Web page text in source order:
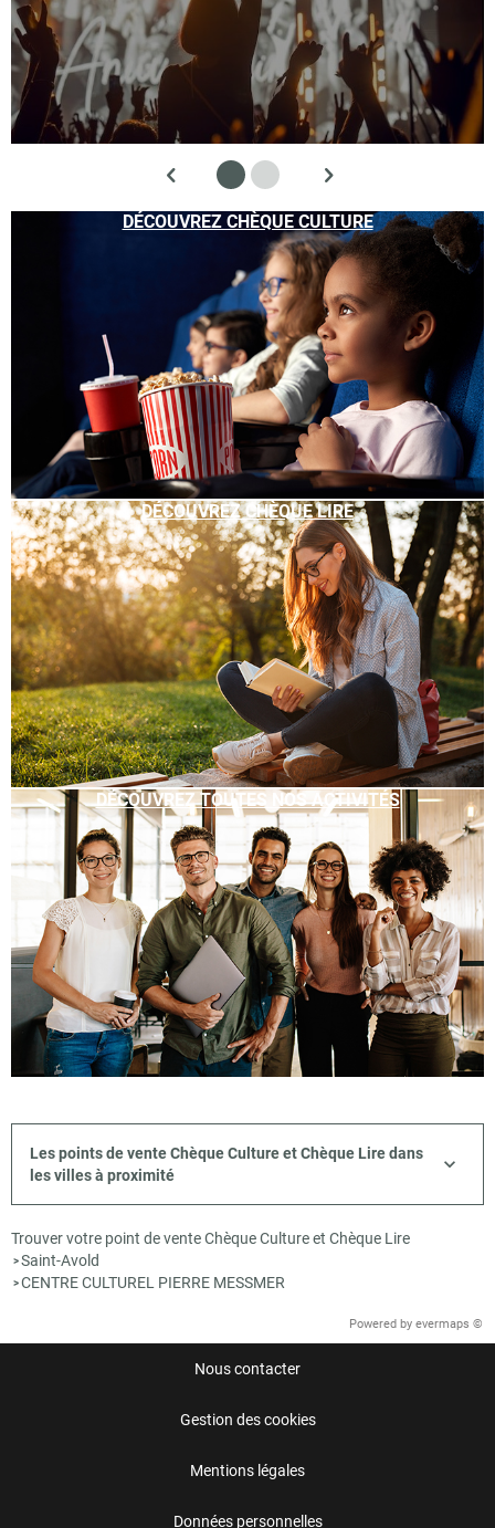
DÉCOUVREZ CHÈQUE CULTURE
DÉCOUVREZ CHÈQUE LIRE
DÉCOUVREZ TOUTES NOS ACTIVITÉS
Les points de vente Chèque Culture et Chèque Lire dans
les villes à proximité
Trouver votre point de vente Chèque Culture et Chèque Lire
>Saint-Avold
>CENTRE CULTUREL PIERRE MESSMER
Powered by evermaps ©
Nous contacter
Gestion des cookies
Mentions légales
Données personnelles